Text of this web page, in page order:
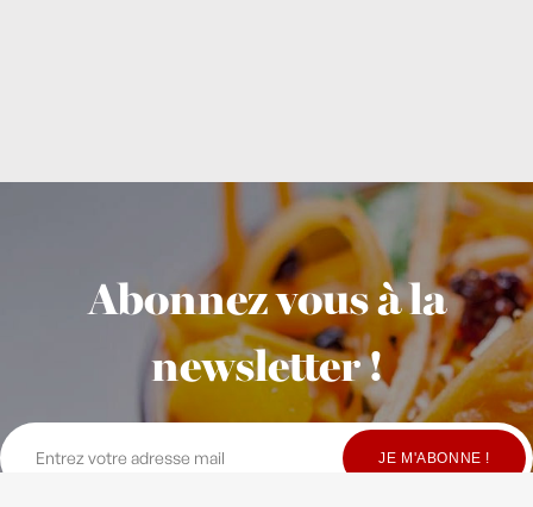
Abonnez vous à la
newsletter !